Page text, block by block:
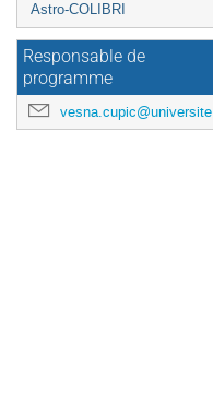
Astro-COLIBRI
Responsable de
programme
vesna.cupic@universite-paris-saclay.fr